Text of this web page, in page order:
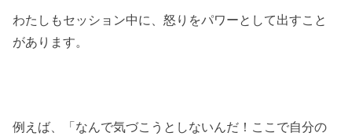
わたしもセッション中に、怒りをパワーとして出すこと
があります。
例えば、「なんで気づこうとしないんだ！ここで自分の